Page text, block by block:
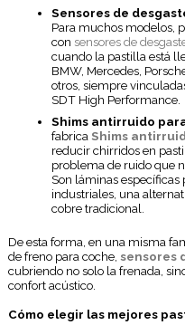
Sensores de
Para muchos modelos,
con sensores de
cuando la pastilla está
BMW, Mercedes,
otros, siempre
SDT High Performance.
Shims antirruido
fabricaShims
reducir chirridos en
problema de ruido que
Son láminas
industriales, una
cobre tradicional.
De esta forma, en una misma
de freno para coche, sensores
cubriendo no solo la frenada,
confort acústico.
Cómo elegir las mejores